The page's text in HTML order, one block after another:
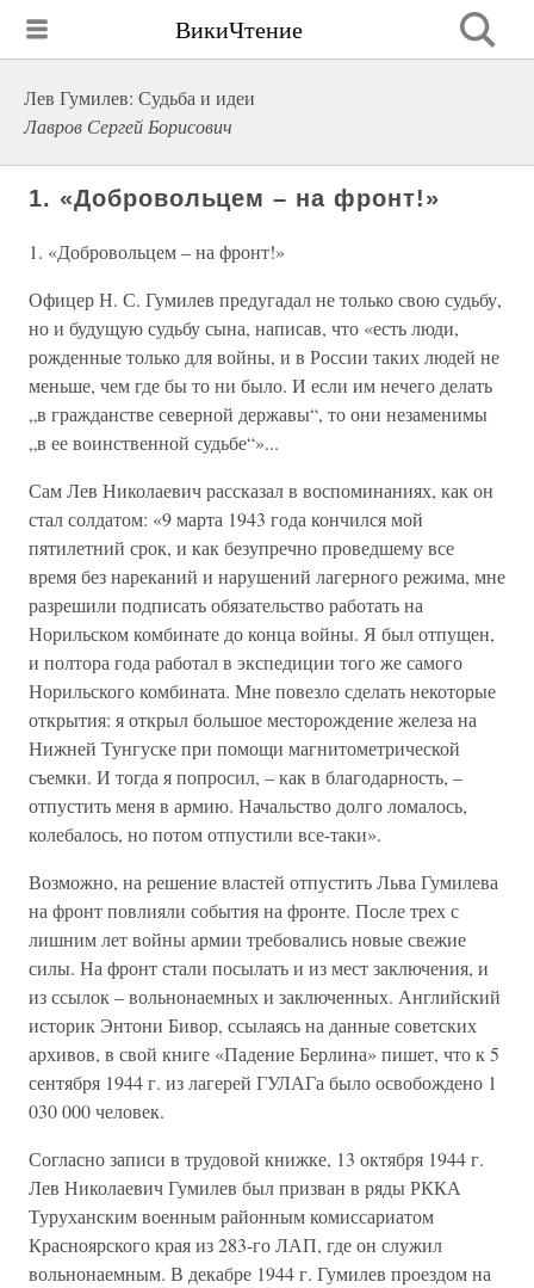
ВикиЧтение
Лев Гумилев: Судьба и идеи
Лавров Сергей Борисович
1. «Добровольцем – на фронт!»
1. «Добровольцем – на фронт!»
Офицер Н. С. Гумилев предугадал не только свою судьбу,
но и будущую судьбу сына, написав, что «есть люди,
рожденные только для войны, и в России таких людей не
меньше, чем где бы то ни было. И если им нечего делать
„в гражданстве северной державы“, то они незаменимы
„в ее воинственной судьбе“»...
Сам Лев Николаевич рассказал в воспоминаниях, как он
стал солдатом: «9 марта 1943 года кончился мой
пятилетний срок, и как безупречно проведшему все
время без нареканий и нарушений лагерного режима, мне
разрешили подписать обязательство работать на
Норильском комбинате до конца войны. Я был отпущен,
и полтора года работал в экспедиции того же самого
Норильского комбината. Мне повезло сделать некоторые
открытия: я открыл большое месторождение железа на
Нижней Тунгуске при помощи магнитометрической
съемки. И тогда я попросил, – как в благодарность, –
отпустить меня в армию. Начальство долго ломалось,
колебалось, но потом отпустили все-таки».
Возможно, на решение властей отпустить Льва Гумилева
на фронт повлияли события на фронте. После трех с
лишним лет войны армии требовались новые свежие
силы. На фронт стали посылать и из мест заключения, и
из ссылок – вольнонаемных и заключенных. Английский
историк Энтони Бивор, ссылаясь на данные советских
архивов, в свой книге «Падение Берлина» пишет, что к 5
сентября 1944 г. из лагерей ГУЛАГа было освобождено 1
030 000 человек.
Согласно записи в трудовой книжке, 13 октября 1944 г.
Лев Николаевич Гумилев был призван в ряды РККА
Туруханским военным районным комиссариатом
Красноярского края из 283-го ЛАП, где он служил
вольнонаемным. В декабре 1944 г. Гумилев проездом на